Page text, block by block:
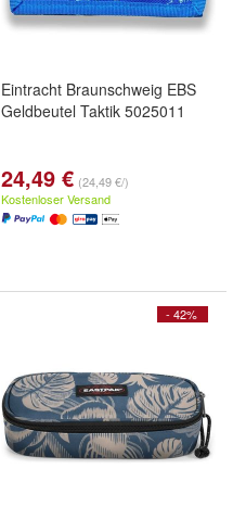
Eintracht Braunschweig EBS
Geldbeutel Taktik 5025011
24,49 € (24,49 €/)
Kostenloser Versand
- 42%